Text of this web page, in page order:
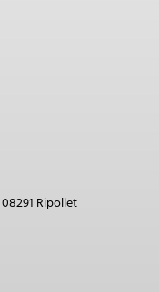
Ripollet